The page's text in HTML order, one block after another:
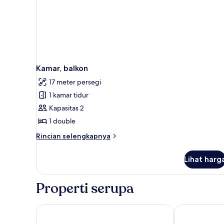
Kamar, balkon
17 meter persegi
1 kamar tidur
Kapasitas 2
1 double
Rincian selengkapnya
Rincian
Kamar,
Lihat
Properti serupa
Saffron Valley PearlTree